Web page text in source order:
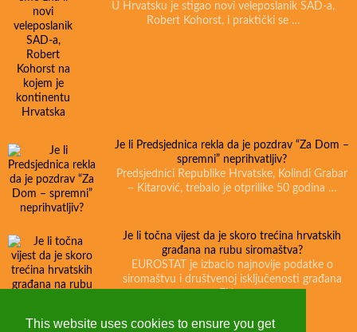
This website uses cookies to ensure you get
U Hrvatsku je stigao novi veleposlanik SAD-a,
Robert Kohorst, i praktički se …
Je li Predsjednica rekla da je pozdrav “Za Dom –
spremni” neprihvatljiv?
Predsjednici Republike Hrvatske, Kolindi Grabar
– Kitarović, trebalo je otprilike 50 godina …
Je li točna vijest da je skoro trećina hrvatskih
građana na rubu siromaštva?
EUROSTAT je izbacio najnovije podatke o
siromaštvu i društvenoj isključenosti građana